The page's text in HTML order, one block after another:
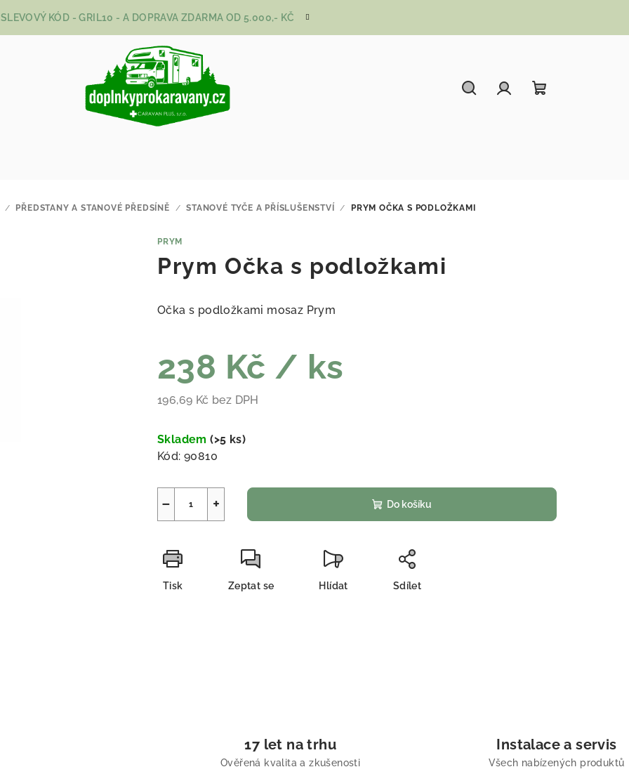
SLEVOVÝ KÓD - GRIL10 - A DOPRAVA ZDARMA OD 5.000,- KČ
/ PŘEDSTANY A STANOVÉ PŘEDSÍNĚ / STANOVÉ TYČE A PŘÍSLUŠENSTVÍ / PRYM OČKA S PODLOŽKAMI
PRYM
Prym Očka s podložkami
Očka s podložkami mosaz Prym
238 Kč / ks
196,69 Kč bez DPH
Skladem(>5 ks)
Kód: 90810
+
− Do košíku
Tisk Zeptat se Hlídat Sdílet
17 let na trhu
Ověřená kvalita a zkušenosti
Instalace a servis
Všech nabízených produktů